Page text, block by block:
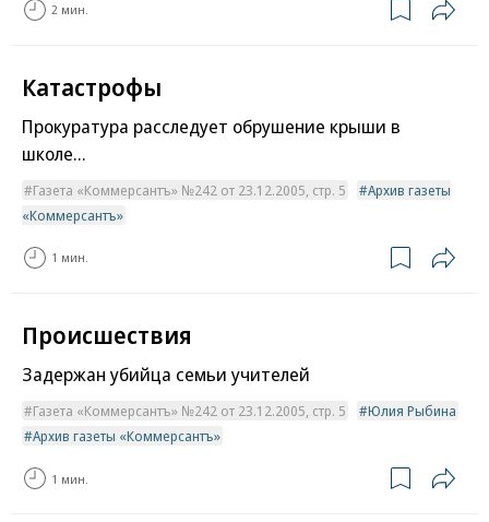
2 мин.
Катастрофы
Прокуратура расследует обрушение крыши в
школе...
Газета «Коммерсантъ» №242 от 23.12.2005, стр. 5
Архив газеты
«Коммерсантъ»
1 мин.
Происшествия
Задержан убийца семьи учителей
Газета «Коммерсантъ» №242 от 23.12.2005, стр. 5
Юлия Рыбина
Архив газеты «Коммерсантъ»
1 мин.